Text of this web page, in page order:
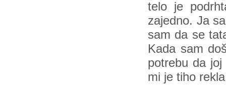
telo je
zajedno. Ja
sam da se
Kada sam
potrebu da
mi je tiho